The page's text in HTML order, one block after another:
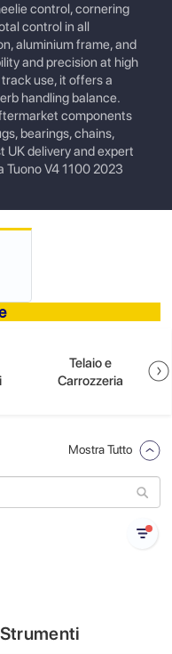
control, cornering
control in all
aluminium frame, and
and precision at high
use, it offers a
handling balance.
components
bearings, chains,
UK delivery and expert
Tuono V4 1100 2023
Telaio e
Carrozzeria
Mostra Tutto